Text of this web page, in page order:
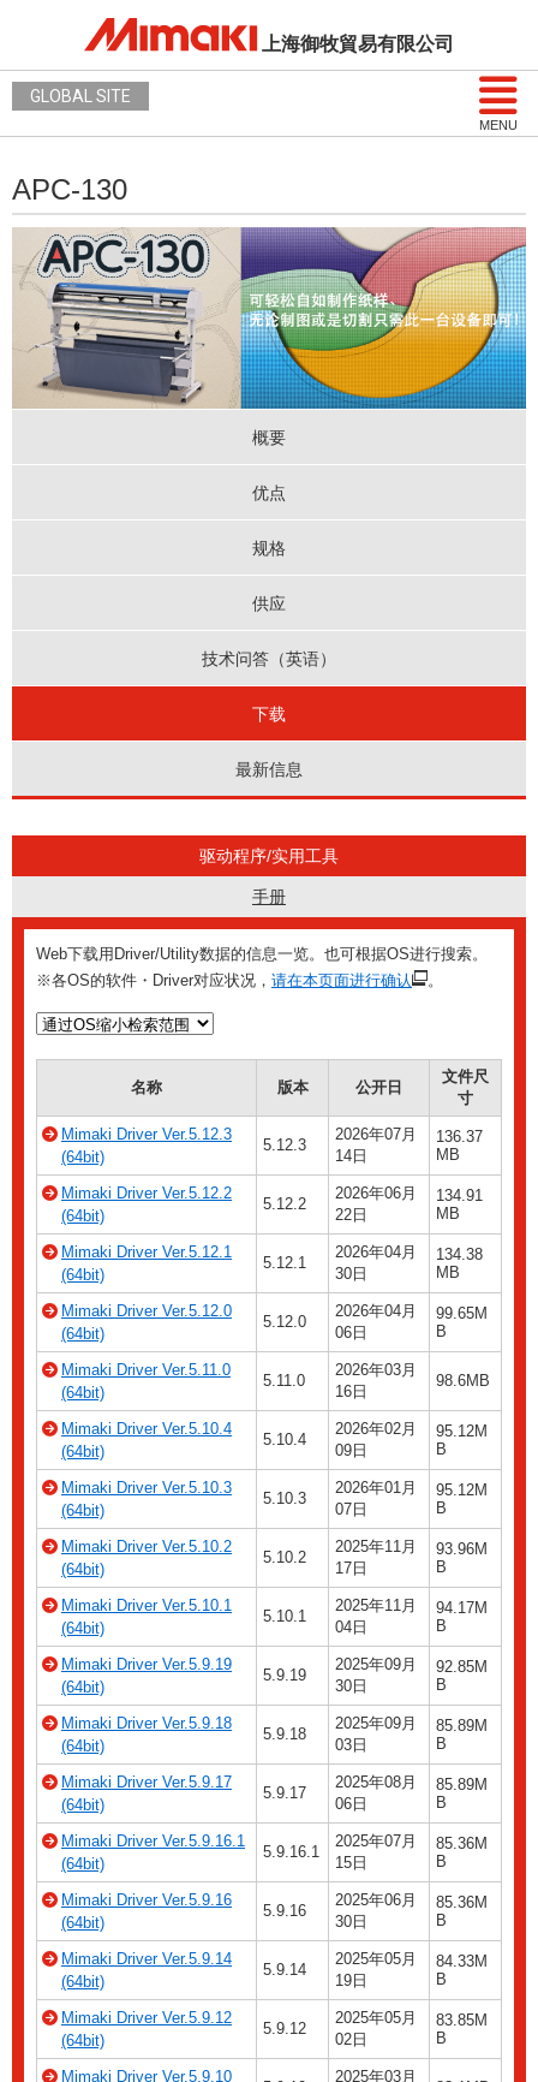
上海御牧貿易有限公司
MENU
GLOBAL SITE
APC-130
概要
优点
规格
供应
技术问答（英语）
下载
最新信息
驱动程序/实用工具
手册
Web下载用Driver/Utility数据的信息一览。也可根据OS进行搜索。
※各OS的软件・Driver对应状况， 请在本页面进行确认 。
名称 版本 公开日
文件尺
寸
Mimaki Driver Ver.5.12.3
(64bit)
5.12.3
2026年07月
14日
136.37
MB
Mimaki Driver Ver.5.12.2
(64bit)
5.12.2
2026年06月
22日
134.91
MB
Mimaki Driver Ver.5.12.1
(64bit)
5.12.1
2026年04月
30日
134.38
MB
Mimaki Driver Ver.5.12.0
(64bit)
5.12.0
2026年04月
06日
99.65M
B
Mimaki Driver Ver.5.11.0
(64bit)
5.11.0
2026年03月
16日
98.6MB
Mimaki Driver Ver.5.10.4
(64bit)
5.10.4
2026年02月
09日
95.12M
B
Mimaki Driver Ver.5.10.3
(64bit)
5.10.3
2026年01月
07日
95.12M
B
Mimaki Driver Ver.5.10.2
(64bit)
5.10.2
2025年11月
17日
93.96M
B
Mimaki Driver Ver.5.10.1
(64bit)
5.10.1
2025年11月
04日
94.17M
B
Mimaki Driver Ver.5.9.19
(64bit)
5.9.19
2025年09月
30日
92.85M
B
Mimaki Driver Ver.5.9.18
(64bit)
5.9.18
2025年09月
03日
85.89M
B
Mimaki Driver Ver.5.9.17
(64bit)
5.9.17
2025年08月
06日
85.89M
B
Mimaki Driver Ver.5.9.16.1
(64bit)
5.9.16.1
2025年07月
15日
85.36M
B
Mimaki Driver Ver.5.9.16
(64bit)
5.9.16
2025年06月
30日
85.36M
B
Mimaki Driver Ver.5.9.14
(64bit)
5.9.14
2025年05月
19日
84.33M
B
Mimaki Driver Ver.5.9.12
(64bit)
5.9.12
2025年05月
02日
83.85M
B
Mimaki Driver Ver.5.9.10
2025年03月